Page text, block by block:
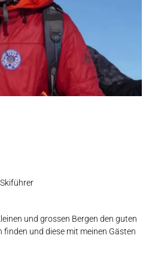
und grossen Bergen den guten
finden und diese mit meinen Gästen